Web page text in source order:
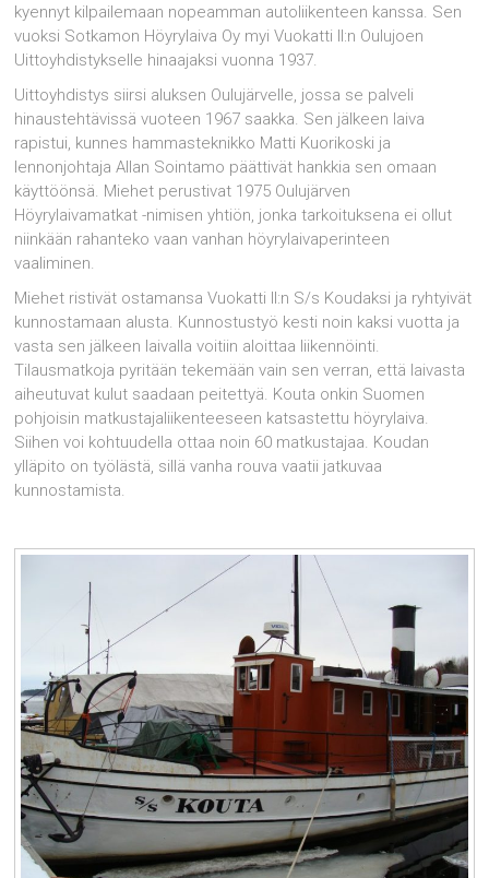
kyennyt kilpailemaan nopeamman autoliikenteen kanssa. Sen
vuoksi Sotkamon Höyrylaiva Oy myi Vuokatti II:n Oulujoen
Uittoyhdistykselle hinaajaksi vuonna 1937.
Uittoyhdistys siirsi aluksen Oulujärvelle, jossa se palveli
hinaustehtävissä vuoteen 1967 saakka. Sen jälkeen laiva
rapistui, kunnes hammasteknikko Matti Kuorikoski ja
lennonjohtaja Allan Sointamo päättivät hankkia sen omaan
käyttöönsä. Miehet perustivat 1975 Oulujärven
Höyrylaivamatkat -nimisen yhtiön, jonka tarkoituksena ei ollut
niinkään rahanteko vaan vanhan höyrylaivaperinteen
vaaliminen.
Miehet ristivät ostamansa Vuokatti II:n S/s Koudaksi ja ryhtyivät
kunnostamaan alusta. Kunnostustyö kesti noin kaksi vuotta ja
vasta sen jälkeen laivalla voitiin aloittaa liikennöinti.
Tilausmatkoja pyritään tekemään vain sen verran, että laivasta
aiheutuvat kulut saadaan peitettyä. Kouta onkin Suomen
pohjoisin matkustajaliikenteeseen katsastettu höyrylaiva.
Siihen voi kohtuudella ottaa noin 60 matkustajaa. Koudan
ylläpito on työlästä, sillä vanha rouva vaatii jatkuvaa
kunnostamista.